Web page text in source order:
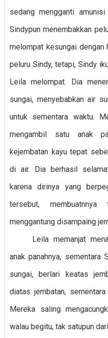
sedang mengganti
Sindypun menembakkan
melompat kesungai dengan
peluru Sindy, tetapi, Sindy
Leila melompat. Dia
sungai, menyebabkan air
untuk sementara waktu.
mengambil satu anak
kejembatan kayu tepat
di air. Dia berhasil
karena dirinya yang
tersebut,
menggantung disampaing
Leila memanjat
anak panahnya, sementara
sungai, berlari keatas
diatas jembatan,
Mereka saling
walau begitu, tak satupun